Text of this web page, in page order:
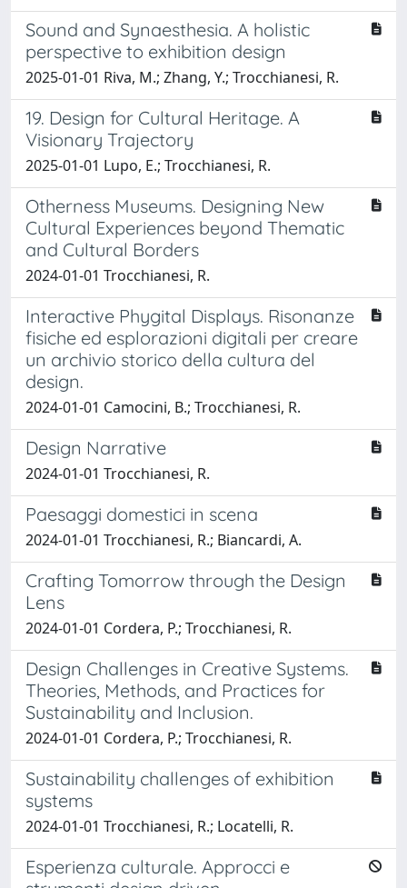
Sound and Synaesthesia. A holistic
perspective to exhibition design
2025-01-01 Riva, M.; Zhang, Y.; Trocchianesi, R.
19. Design for Cultural Heritage. A
Visionary Trajectory
2025-01-01 Lupo, E.; Trocchianesi, R.
Otherness Museums. Designing New
Cultural Experiences beyond Thematic
and Cultural Borders
2024-01-01 Trocchianesi, R.
Interactive Phygital Displays. Risonanze
fisiche ed esplorazioni digitali per creare
un archivio storico della cultura del
design.
2024-01-01 Camocini, B.; Trocchianesi, R.
Design Narrative
2024-01-01 Trocchianesi, R.
Paesaggi domestici in scena
2024-01-01 Trocchianesi, R.; Biancardi, A.
Crafting Tomorrow through the Design
Lens
2024-01-01 Cordera, P.; Trocchianesi, R.
Design Challenges in Creative Systems.
Theories, Methods, and Practices for
Sustainability and Inclusion.
2024-01-01 Cordera, P.; Trocchianesi, R.
Sustainability challenges of exhibition
systems
2024-01-01 Trocchianesi, R.; Locatelli, R.
Esperienza culturale. Approcci e